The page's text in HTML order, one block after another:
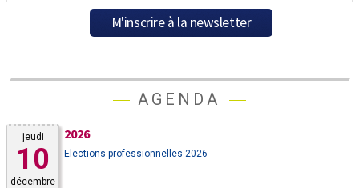
AGENDA
jeudi
10
décembre
2026
Elections professionnelles 2026